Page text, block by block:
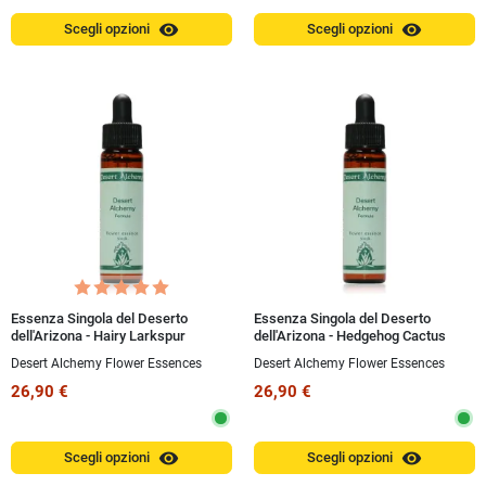
Scegli opzioni visibility Scegli opzioni visibility
Essenza Singola del Deserto
dell'Arizona - Hairy Larkspur
Desert Alchemy Flower Essences
26,90 €
Scegli opzioni visibility
Essenza Singola del Deserto
dell'Arizona - Hedgehog Cactus
Desert Alchemy Flower Essences
26,90 €
Scegli opzioni visibility